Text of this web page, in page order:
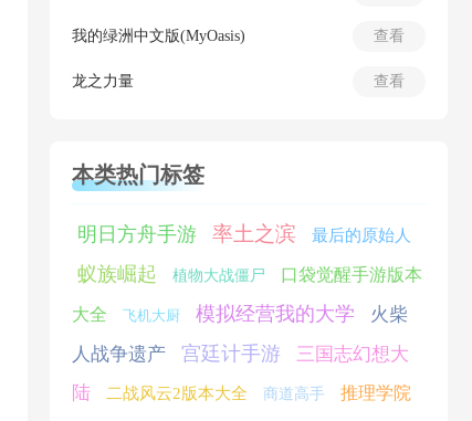
查看
我的绿洲中文版(MyOasis)
查看
龙之力量
本类热门标签
明日方舟手游 率土之滨 最后的原始人
蚁族崛起 植物大战僵尸 口袋觉醒手游版本
大全 飞机大厨 模拟经营我的大学
火柴
人战争遗产
宫廷计手游
三国志幻想大
陆
二战风云2版本大全 商道高手 推理学院